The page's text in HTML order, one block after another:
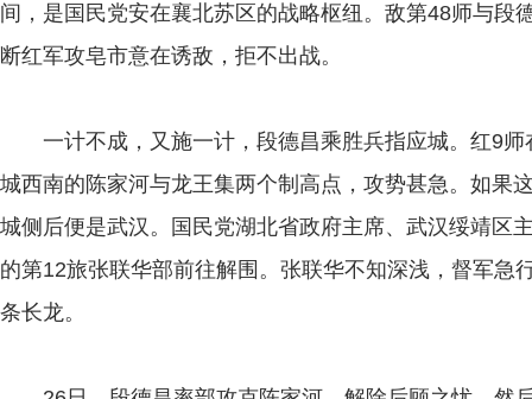
间，是国民党安在襄北苏区的战略枢纽。敌第48师与段
断红军攻皂市意在诱敌，拒不出战。
一计不成，又施一计，段德昌乘胜兵指应城。红9师
城西南的陈家河与龙王集两个制高点，攻势甚急。如果
城侧后便是武汉。国民党湖北省政府主席、武汉绥靖区
的第12旅张联华部前往解围。张联华不知深浅，督军急
条长龙。